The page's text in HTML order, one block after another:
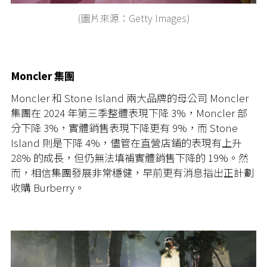
(圖片來源：Getty Images)
Moncler 集團
Moncler 和 Stone Island 兩大品牌的母公司 Moncler
集團在 2024 年第三季整體表現下降 3%，Moncler 部
分下降 3%，實體銷售表現下降更有 9%，而 Stone
Island 則是下降 4%，儘管在直營店鋪的表現有上升
28% 的成長，但仍無法填補實體銷售下降的 19%。然
而，相信集團發展非常穩健，早前更有消息指出正計劃
收購 Burberry。